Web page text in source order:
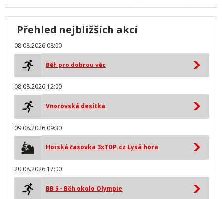
Přehled nejbližších akcí
08.08.2026 08:00
Běh pro dobrou věc
08.08.2026 12:00
Vnorovská desítka
09.08.2026 09:30
Horská časovka 3xTOP.cz Lysá hora
20.08.2026 17:00
BB 6 - Běh okolo Olympie